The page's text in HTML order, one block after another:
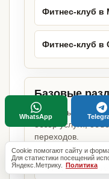
Фитнес-клуб в
Фитнес-клуб в
Базовые
Родительские
обзор услуги,
переходов.
Оформление
Cookie помогают сайту и
Для статистики посещений
Яндекс.Метрику. Политика
WhatsApp